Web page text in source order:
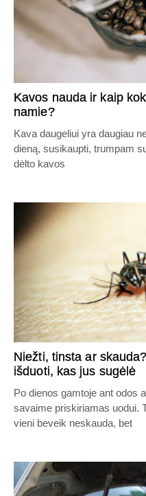
Kavos nauda ir kaip
namie?
Kava daugeliui yra daugiau
dieną, susikaupti, trumpam
dėlto kavos
Niežti, tinsta ar
išduoti, kas jus sugėlė
Po dienos gamtoje ant odos
savaime priskiriamas uodui.
vieni beveik neskauda, bet